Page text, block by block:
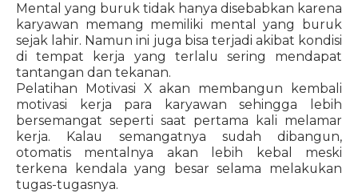
Mental yang buruk tidak hanya disebabkan karena
karyawan memang memiliki mental yang buruk
sejak lahir. Namun ini juga bisa terjadi akibat kondisi
di tempat kerja yang terlalu sering mendapat
tantangan dan tekanan.
Pelatihan Motivasi X akan membangun kembali
motivasi kerja para karyawan sehingga lebih
bersemangat seperti saat pertama kali melamar
kerja. Kalau semangatnya sudah dibangun,
otomatis mentalnya akan lebih kebal meski
terkena kendala yang besar selama melakukan
tugas-tugasnya.